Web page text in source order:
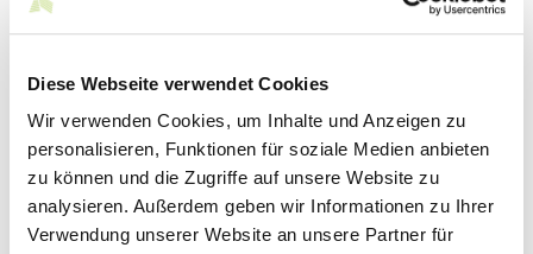
Diese Webseite verwendet Cookies
Wir verwenden Cookies, um Inhalte und Anzeigen zu
personalisieren, Funktionen für soziale Medien anbieten
zu können und die Zugriffe auf unsere Website zu
analysieren. Außerdem geben wir Informationen zu Ihrer
Verwendung unserer Website an unsere Partner für
Textilmaschinen.
einer Markterkundungsreise Mode nach Côte d’Ivoire ein.
Unternehmen einen umfassenden Einblick in konkrete,
branchenspezifische Geschäftsmöglichkeiten in Côte
d’Ivoire und treffen vor Ort mögliche künftige Geschäfts-
und Kooperationspartner.
Was erwartet die deutschen Unternehmensvertreter